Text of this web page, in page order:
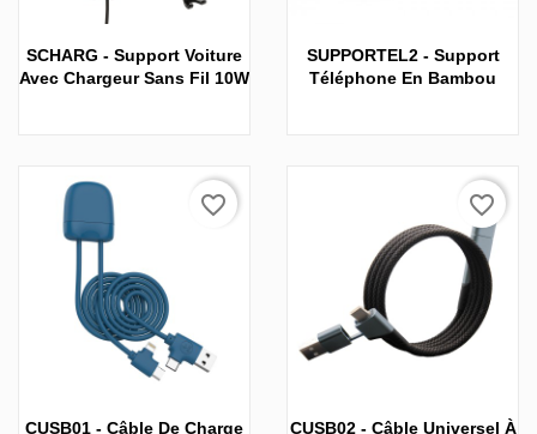
SCHARG - Support Voiture
Avec Chargeur Sans Fil 10W
SUPPORTEL2 - Support
Téléphone En Bambou
CUSB01 - Câble De Charge
favorite_border
CUSB02 - Câble Universel À
favorite_border